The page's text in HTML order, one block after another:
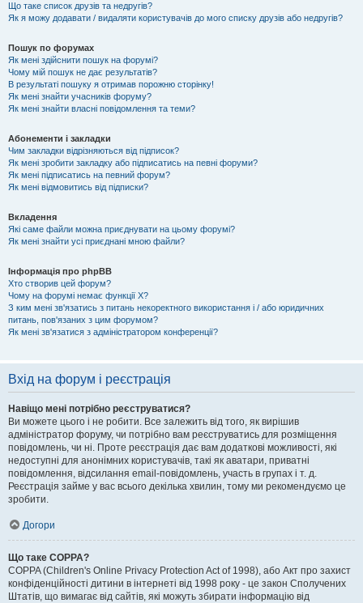
Що таке список друзів та недругів?
Як я можу додавати / видаляти користувачів до мого списку друзів або недругів?
Пошук по форумах
Як мені здійснити пошук на форумі?
Чому мій пошук не дає результатів?
В результаті пошуку я отримав порожню сторінку!
Як мені знайти учасників форуму?
Як мені знайти власні повідомлення та теми?
Абонементи і закладки
Чим закладки відрізняються від підписок?
Як мені зробити закладку або підписатись на певні форуми?
Як мені підписатись на певний форум?
Як мені відмовитись від підписки?
Вкладення
Які саме файли можна приєднувати на цьому форумі?
Як мені знайти усі приєднані мною файли?
Інформація про phpBB
Хто створив цей форум?
Чому на форумі немає функції X?
З ким мені зв'язатись з питань некоректного використання і / або юридичних
питань, пов'язаних з цим форумом?
Як мені зв'язатися з адміністратором конференції?
Вхід на форум і реєстрація
Навіщо мені потрібно реєструватися?
Ви можете цього і не робити. Все залежить від того, як вирішив
адміністратор форуму, чи потрібно вам реєструватись для розміщення
повідомлень, чи ні. Проте реєстрація дає вам додаткові можливості, які
недоступні для анонімних користувачів, такі як аватари, приватні
повідомлення, відсилання email-повідомлень, участь в групах і т. д.
Реєстрація займе у вас всього декілька хвилин, тому ми рекомендуємо це
зробити.
Догори
Що таке COPPA?
COPPA (Children's Online Privacy Protection Act of 1998), або Акт про захист
конфіденційності дитини в інтернеті від 1998 року - це закон Сполучених
Штатів, що вимагає від сайтів, які можуть збирати інформацію від